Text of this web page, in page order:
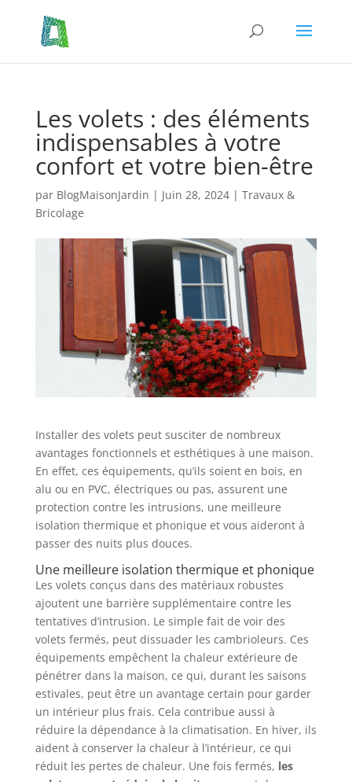
Les volets : des éléments
indispensables à votre
confort et votre bien-être
par BlogMaisonJardin | Juin 28, 2024| Travaux &
Bricolage
Installer des volets peut susciter de nombreux
avantages fonctionnels et esthétiques à une maison.
En effet, ces équipements, qu’ils soient en bois, en
alu ou en PVC, électriques ou pas, assurent une
protection contre les intrusions, une meilleure
isolation thermique et phonique et vous aideront à
passer des nuits plus douces.
Une meilleure isolation thermique et phonique
Les volets conçus dans des matériaux robustes
ajoutent une barrière supplémentaire contre les
tentatives d’intrusion. Le simple fait de voir des
volets fermés, peut dissuader les cambrioleurs. Ces
équipements empêchent la chaleur extérieure de
pénétrer dans la maison, ce qui, durant les saisons
estivales, peut être un avantage certain pour garder
un intérieur plus frais. Cela contribue aussi à
réduire la dépendance à la climatisation. En hiver, ils
aident à conserver la chaleur à l’intérieur, ce qui
réduit les pertes de chaleur. Une fois fermés, les